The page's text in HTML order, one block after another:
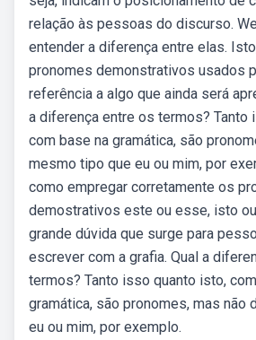
relação às pessoas do discurso.
entender a diferença entre elas.
pronomes demonstrativos usados
referência a algo que ainda será
a diferença entre os termos? Tanto
com base na gramática, são
mesmo tipo que eu ou mim, por
como empregar corretamente os
demostrativos este ou esse, isto
grande dúvida que surge para
escrever com a grafia. Qual a
termos? Tanto isso quanto isto,
gramática, são pronomes, mas não
eu ou mim, por exemplo.